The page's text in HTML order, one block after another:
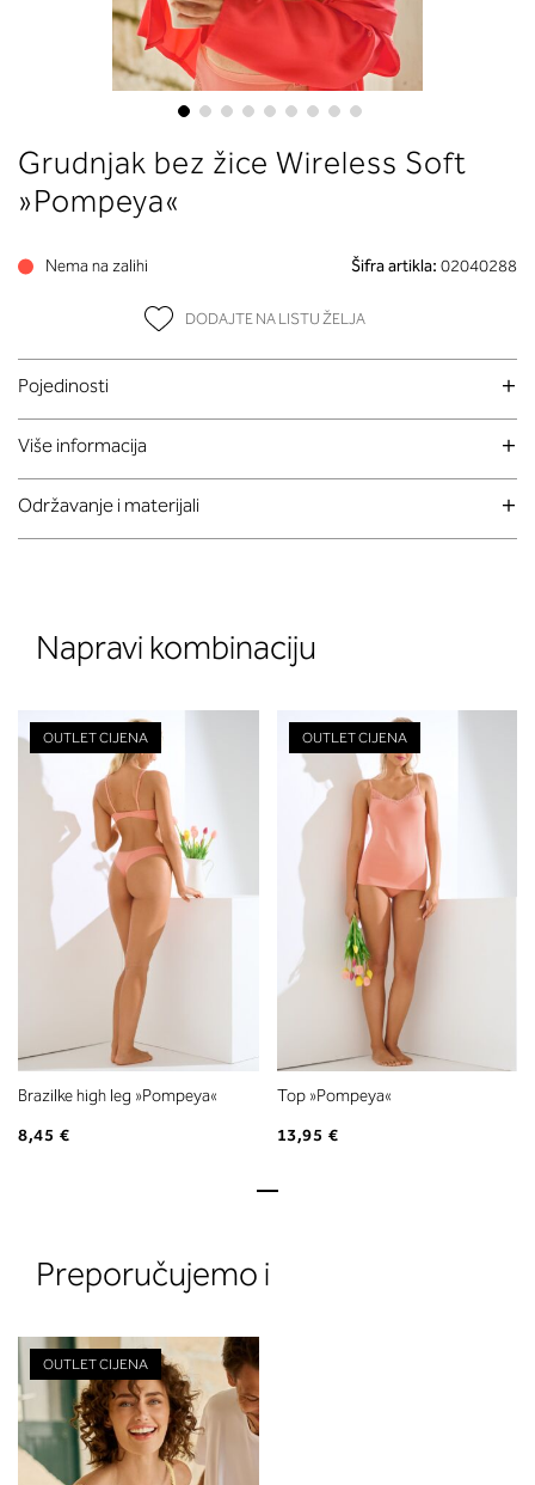
to
the
beginning
the
Grudnjak bez žice Wireless Soft
»Pompeya«
Nema na zalihi Šifra artikla: 02040288
DODAJTE NA LISTU ŽELJA
Pojedinosti
Više informacija
Održavanje i materijali
Napravi kombinaciju
OUTLET CIJENA
Brazilke high leg »Pompeya«
8,45 €
OUTLET CIJENA
Top »Pompeya«
13,95 €
Preporučujemo i
OUTLET CIJENA